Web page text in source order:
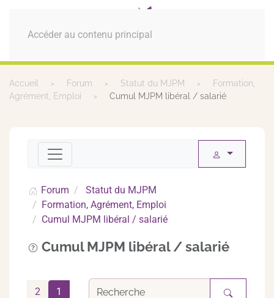
Accéder au contenu principal
MENU
Accueil Forum Statut du MJPM
Formation,
Agrément, Emploi
Cumul MJPM libéral / salarié
Forum
Statut du MJPM
Formation, Agrément, Emploi
Cumul MJPM libéral / salarié
Cumul MJPM libéral / salarié
1
2